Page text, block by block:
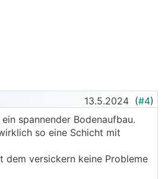
13.5.2024 (#4)
spannender Bodenaufbau.
so eine Schicht mit
dem versickern keine Probleme